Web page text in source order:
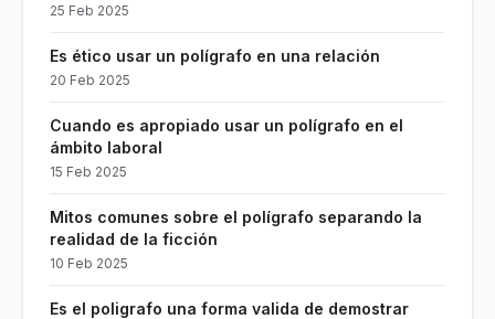
25 Feb 2025
Es ético usar un polígrafo en una relación
20 Feb 2025
Cuando es apropiado usar un polígrafo en el
ámbito laboral
15 Feb 2025
Mitos comunes sobre el polígrafo separando la
realidad de la ficción
10 Feb 2025
Es el poligrafo una forma valida de demostrar